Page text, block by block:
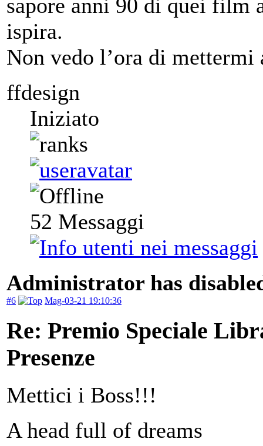
sapore anni 90 di quei film
ispira.
Non vedo l’ora di mettermi
ffdesign
Iniziato
52 Messaggi
Administrator has
#6 Mag-03-21 19:10:36
Re: Premio Speciale
Presenze
Mettici i Boss!!!
A head full of dreams